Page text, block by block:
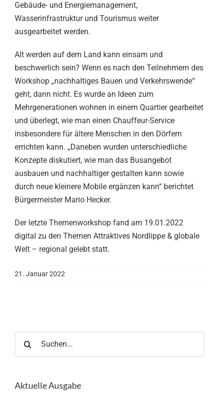
Gebäude- und Energiemanagement,
Wasserinfrastruktur und Tourismus weiter
ausgearbeitet werden.
Alt werden auf dem Land kann einsam und
beschwerlich sein? Wenn es nach den Teilnehmern des
Workshop „nachhaltiges Bauen und Verkehrswende“
geht, dann nicht. Es wurde an Ideen zum
Mehrgenerationen wohnen in einem Quartier gearbeitet
und überlegt, wie man einen Chauffeur-Service
insbesondere für ältere Menschen in den Dörfern
errichten kann. „Daneben wurden unterschiedliche
Konzepte diskutiert, wie man das Busangebot
ausbauen und nachhaltiger gestalten kann sowie
durch neue kleinere Mobile ergänzen kann“ berichtet
Bürgermeister Mario Hecker.
Der letzte Themenworkshop fand am 19.01.2022
digital zu den Themen Attraktives Nordlippe & globale
Welt – regional gelebt statt.
21. Januar 2022
nach:
Aktuelle Ausgabe